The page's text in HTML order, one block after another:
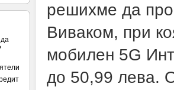
решихме да
Виваком, при
мобилен 5G
до 50,99 лева.